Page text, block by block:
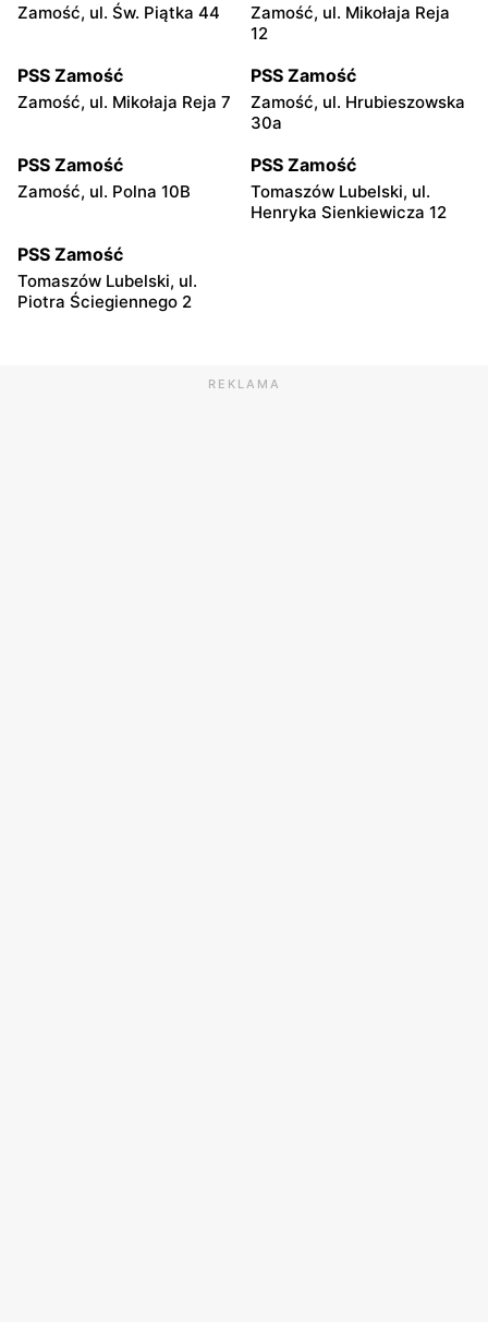
Zamość, ul. Św. Piątka 44
Zamość, ul. Mikołaja Reja
12
PSS Zamość
Zamość, ul. Mikołaja Reja 7
PSS Zamość
Zamość, ul. Hrubieszowska
30a
PSS Zamość
Zamość, ul. Polna 10B
PSS Zamość
Tomaszów Lubelski, ul.
Henryka Sienkiewicza 12
PSS Zamość
Tomaszów Lubelski, ul.
Piotra Ściegiennego 2
REKLAMA